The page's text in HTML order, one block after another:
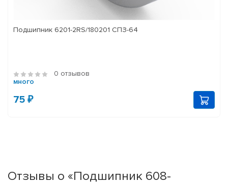
Подшипник 6201-2RS/180201 СПЗ-64
0 отзывов
много
75 ₽
Отзывы о «Подшипник 608-